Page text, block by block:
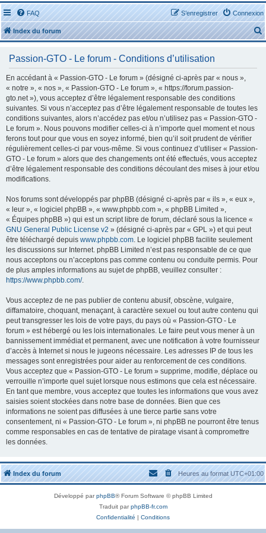
FAQ Connexion
S’enregistrer
Index du forum
e
Passion-GTO - Le forum - Conditions d’utilisation
En accédant à « Passion-GTO - Le forum » (désigné ci-après par « nous »,
« notre », « nos », « Passion-GTO - Le forum », « https://forum.passion-
gto.net »), vous acceptez d’être légalement responsable des conditions
suivantes. Si vous n’acceptez pas d’être légalement responsable de toutes les
conditions suivantes, alors n’accédez pas et/ou n’utilisez pas « Passion-GTO -
Le forum ». Nous pouvons modifier celles-ci à n’importe quel moment et nous
ferons tout pour que vous en soyez informé, bien qu’il soit prudent de vérifier
régulièrement celles-ci par vous-même. Si vous continuez d’utiliser « Passion-
GTO - Le forum » alors que des changements ont été effectués, vous acceptez
d’être légalement responsable des conditions découlant des mises à jour et/ou
modifications.
Nos forums sont développés par phpBB (désigné ci-après par « ils », « eux »,
« leur », « logiciel phpBB », « www.phpbb.com », « phpBB Limited »,
« Équipes phpBB ») qui est un script libre de forum, déclaré sous la licence «
GNU General Public License v2 » (désigné ci-après par « GPL ») et qui peut
être téléchargé depuis www.phpbb.com. Le logiciel phpBB facilite seulement
les discussions sur Internet. phpBB Limited n’est pas responsable de ce que
nous acceptons ou n’acceptons pas comme contenu ou conduite permis. Pour
de plus amples informations au sujet de phpBB, veuillez consulter :
https://www.phpbb.com/.
Vous acceptez de ne pas publier de contenu abusif, obscène, vulgaire,
diffamatoire, choquant, menaçant, à caractère sexuel ou tout autre contenu qui
peut transgresser les lois de votre pays, du pays où « Passion-GTO - Le
forum » est hébergé ou les lois internationales. Le faire peut vous mener à un
bannissement immédiat et permanent, avec une notification à votre fournisseur
d’accès à Internet si nous le jugeons nécessaire. Les adresses IP de tous les
messages sont enregistrées pour aider au renforcement de ces conditions.
Vous acceptez que « Passion-GTO - Le forum » supprime, modifie, déplace ou
verrouille n’importe quel sujet lorsque nous estimons que cela est nécessaire.
En tant que membre, vous acceptez que toutes les informations que vous avez
saisies soient stockées dans notre base de données. Bien que ces
informations ne soient pas diffusées à une tierce partie sans votre
consentement, ni « Passion-GTO - Le forum », ni phpBB ne pourront être tenus
comme responsables en cas de tentative de piratage visant à compromettre
les données.
Index du forum Heures au formatUTC+01:00
Développé parphpBB® Forum Software © phpBB Limited
Traduit parphpBB-fr.com
Confidentialité | Conditions